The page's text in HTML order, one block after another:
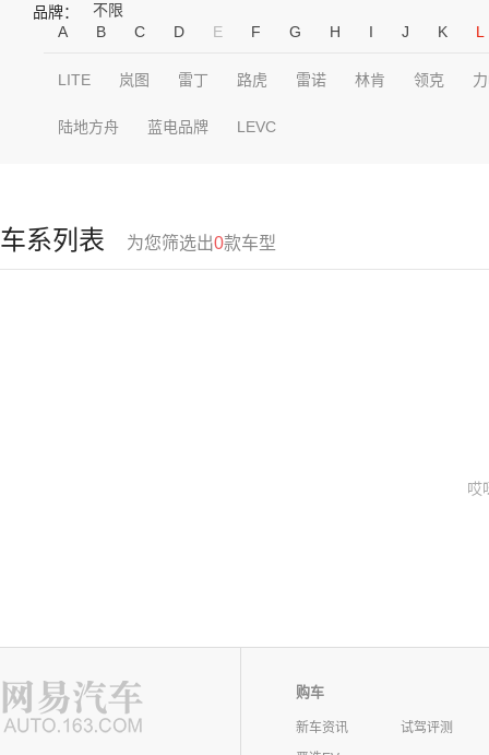
品牌：
不限
A
B C D E F G H I J K L
LITE 岚图 雷丁 路虎 雷诺 林肯 领克
陆地方舟 蓝电品牌 LEVC
车系列表 为您筛选出0款车型
哎
购车
新车资讯
试驾评测